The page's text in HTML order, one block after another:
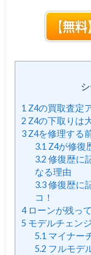
1 Z4の買取査定
2 Z4の下取りは
3Z4を修理する
3.1 Z4が修復
3.2 修復歴に
なる理由
3.3修復歴に
コ！
4ローンが残っ
5 モデルチェン
5.1 マイナー
5.2 フルモデ